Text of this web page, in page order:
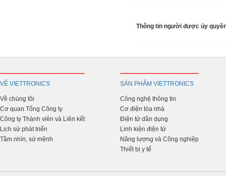
Thông tin người được ủy
VỀ VIETTRONICS
Về chúng tôi
Cơ quan Tổng Công ty
Công ty Thành viên và Liên kết
Lịch sử phát triển
Tầm nhìn, sứ mệnh
SẢN PHẨM VIETTRONICS
Công nghệ thông tin
Cơ điện tòa nhà
Điện tử dân dụng
Linh kiện điện tử
Năng lượng và Công nghiệp
Thiết bị y tế